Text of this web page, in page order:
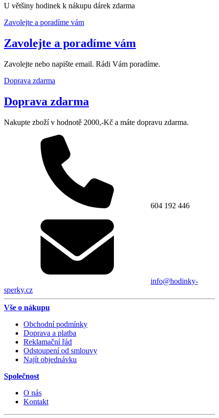
U většiny hodinek k nákupu dárek zdarma
Zavolejte a poradíme vám
Zavolejte a poradíme vám
Zavolejte nebo napište email. Rádi Vám poradíme.
Doprava zdarma
Doprava zdarma
Nakupte zboží v hodnotě 2000,-Kč a máte dopravu zdarma.
604 192 446
info@hodinky-
sperky.cz
Vše o nákupu
Obchodní podmínky
Doprava a platba
Reklamační řád
Odstoupení od smlouvy
Najít objednávku
Společnost
O nás
Kontakt